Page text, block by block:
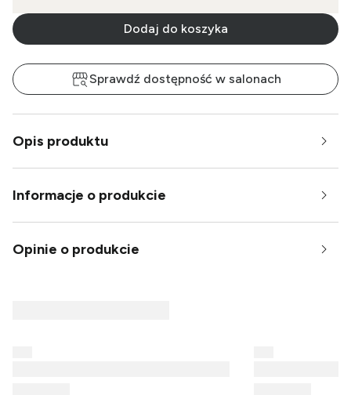
Dodaj do koszyka
Sprawdź dostępność w salonach
Opis produktu
Informacje o produkcie
Opinie o produkcie